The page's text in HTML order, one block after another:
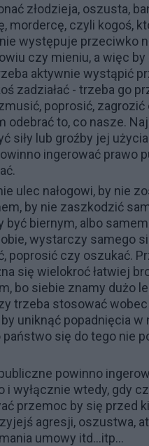
złodzieja, oszusta,
mordercę, czyli kogoś,
występuje przeciwko
czy mieniu, a więc
aktywnie wystąpić
zadziałać - trzeba go
poprosić,
odebrać to, co nasze.
siły lub groźby jej
ingerować prawo
ulec nałogowi, by nie
by nie zaszkodzić
być biernym, albo
wystarczy samego
poprosić czy oszukać.
się wielokroć łatwiej
bo siebie znamy dużo
trzeba stosować
uniknąć popadnięcia w
państwo się do tego nie
powinno
i wyłącznie wtedy, gdy
przemoc by się przed
agresji, oszustwa,
umowy itd…itp…